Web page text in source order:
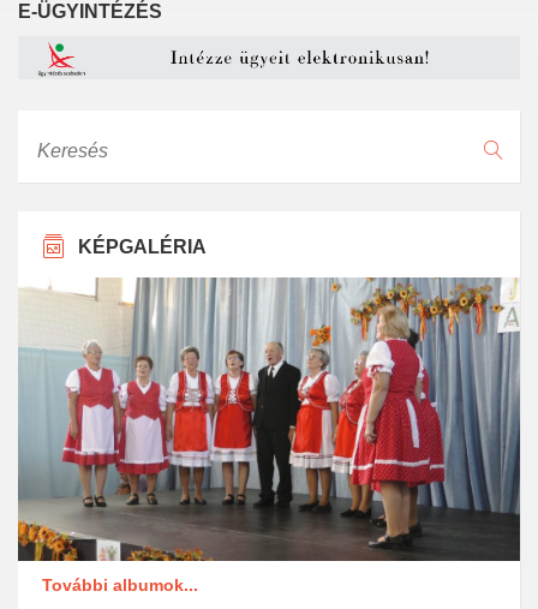
E-ÜGYINTÉZÉS
KÉPGALÉRIA
További albumok...